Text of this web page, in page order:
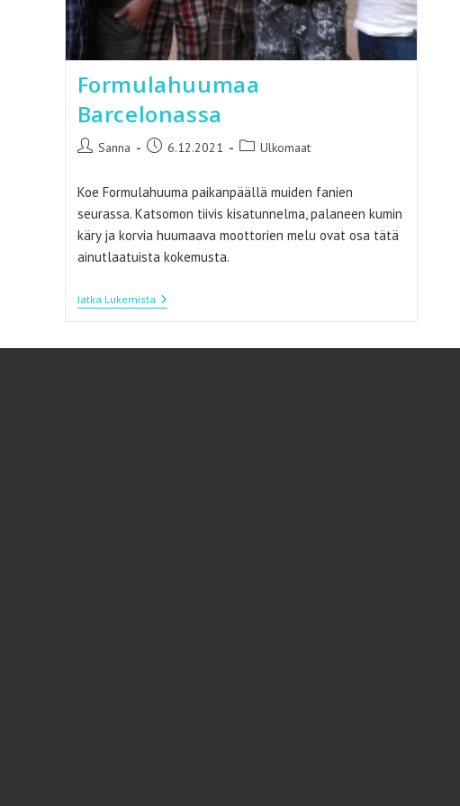
Formulahuumaa
Barcelonassa
Artikkelin
Sanna
Artikkeli6.12.2021
Artikkelin
Ulkomaat
Koe Formulahuuma paikanpäällä muiden fanien
seurassa. Katsomon tiivis kisatunnelma, palaneen kumin
käry ja korvia huumaava moottorien melu ovat osa tätä
ainutlaatuista kokemusta.
Jatka LukemistaFormulahuumaa
Barcelonassa